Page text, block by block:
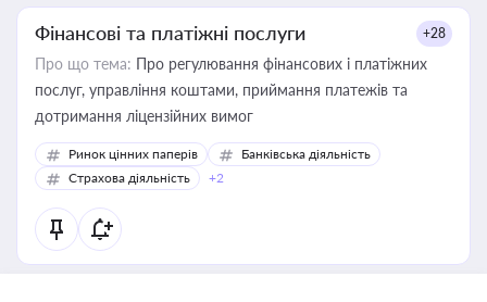
Фінансові та платіжні послуги +28
Про що тема: Про регулювання фінансових і платіжних
послуг, управління коштами, приймання платежів та
дотримання ліцензійних вимог
Ринок цінних паперів
Банківська діяльність
Страхова діяльність
+2